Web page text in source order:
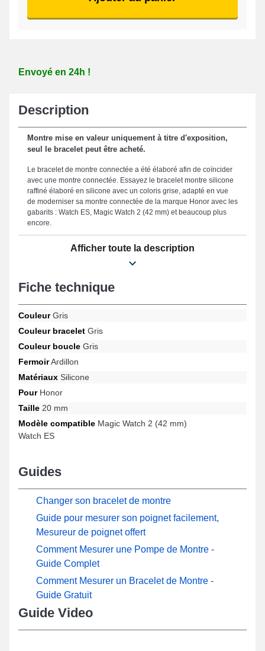
Envoyé en 24h !
Description
Montre mise en valeur uniquement à titre d'exposition,
seul le bracelet peut être acheté.
Le bracelet de montre connectée a été élaboré afin de coïncider
avec une montre connectée. Essayez le bracelet montre silicone
raffiné élaboré en silicone avec un coloris grise, adapté en vue
de moderniser sa montre connectée de la marque Honor avec les
gabarits : Watch ES, Magic Watch 2 (42 mm) et beaucoup plus
encore.
Dans le but de maintenir une fixation simple et sécurisée, ce
bracelet pour smartwatch est muni d'un fermoir ardillon d'aspect
gris de très bonne facture. Offrant un équilibre entre style et
soigneusement conçu avec une taille de 20mm, le rendant ainsi
un accessoire adapté à votre quotidien. Dans la mesure où il est
résistant, ce bracelet smartwatch fait office d'une alternative
parfaite pour en remplacer un abîmé ou fatigué. Le coloris gris
prestigieux du bracelet montre connectée met en valeur un look
une boucle ardillon de premier choix, ce genre de bracelet pour
montre connectée est convient pour le format de Watch ES, Magic
utilisant ses matériaux de qualité, ce bracelet en silicone Honor
s'adapte naturellement à une variété de modèles populaires pour
un port confortable.
Afficher toute la description
Fiche technique
CouleurGris
Couleur bracelet Gris
Couleur boucle Gris
FermoirArdillon
Matériaux Silicone
PourHonor
Taille 20 mm
Modèle compatible Magic Watch 2 (42 mm)
Watch ES
Guides
Changer son bracelet de montre
Guide pour mesurer son poignet facilement,
Mesureur de poignet offert
Comment Mesurer une Pompe de Montre -
Guide Complet
Comment Mesurer un Bracelet de Montre -
Guide Gratuit
Guide Video